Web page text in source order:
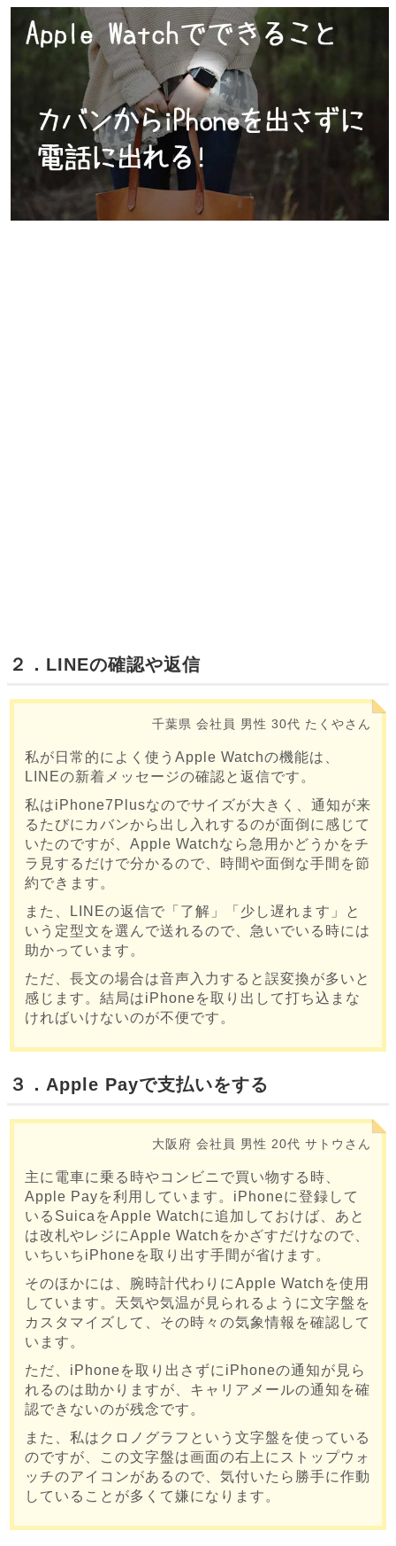
２．LINEの確認や返信
たくやさん
30代
男性
会社員
千葉県
私が日常的によく使うApple Watchの機能は、
LINEの新着メッセージの確認と返信です。
私はiPhone7Plusなのでサイズが大きく、通知が来
るたびにカバンから出し入れするのが面倒に感じて
いたのですが、Apple Watchなら急用かどうかをチ
ラ見するだけで分かるので、時間や面倒な手間を節
約できます。
また、LINEの返信で「了解」「少し遅れます」と
いう定型文を選んで送れるので、急いでいる時には
助かっています。
ただ、長文の場合は音声入力すると誤変換が多いと
感じます。結局はiPhoneを取り出して打ち込まな
ければいけないのが不便です。
３．Apple Payで支払いをする
サトウさん
20代
男性
会社員
大阪府
主に電車に乗る時やコンビニで買い物する時、
Apple Payを利用しています。iPhoneに登録して
いるSuicaをApple Watchに追加しておけば、あと
は改札やレジにApple Watchをかざすだけなので、
いちいちiPhoneを取り出す手間が省けます。
そのほかには、腕時計代わりにApple Watchを使用
しています。天気や気温が見られるように文字盤を
カスタマイズして、その時々の気象情報を確認して
います。
ただ、iPhoneを取り出さずにiPhoneの通知が見ら
れるのは助かりますが、キャリアメールの通知を確
認できないのが残念です。
また、私はクロノグラフという文字盤を使っている
のですが、この文字盤は画面の右上にストップウォ
ッチのアイコンがあるので、気付いたら勝手に作動
していることが多くて嫌になります。